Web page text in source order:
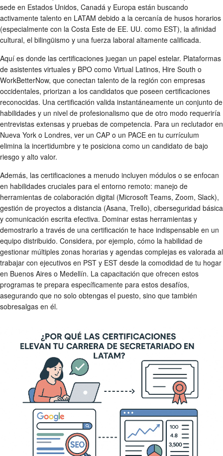
sede en Estados Unidos, Canadá y Europa están buscando
activamente talento en LATAM debido a la cercanía de husos horarios
(especialmente con la Costa Este de EE. UU. como EST), la afinidad
cultural, el bilingüismo y una fuerza laboral altamente calificada.
Aquí es donde las certificaciones juegan un papel estelar. Plataformas
de asistentes virtuales y BPO como Virtual Latinos, Hire South o
WorkBetterNow, que conectan talento de la región con empresas
occidentales, priorizan a los candidatos que poseen certificaciones
reconocidas. Una certificación valida instantáneamente un conjunto de
habilidades y un nivel de profesionalismo que de otro modo requeriría
entrevistas extensas y pruebas de competencia. Para un reclutador en
Nueva York o Londres, ver un CAP o un PACE en tu currículum
elimina la incertidumbre y te posiciona como un candidato de bajo
riesgo y alto valor.
Además, las certificaciones a menudo incluyen módulos o se enfocan
en habilidades cruciales para el entorno remoto: manejo de
herramientas de colaboración digital (Microsoft Teams, Zoom, Slack),
gestión de proyectos a distancia (Asana, Trello), ciberseguridad básica
y comunicación escrita efectiva. Dominar estas herramientas y
demostrarlo a través de una certificación te hace indispensable en un
equipo distribuido. Considera, por ejemplo, cómo la habilidad de
gestionar múltiples zonas horarias y agendas complejas es valorada al
trabajar con ejecutivos en PST y EST desde la comodidad de tu hogar
en Buenos Aires o Medellín. La capacitación que ofrecen estos
programas te prepara específicamente para estos desafíos,
asegurando que no solo obtengas el puesto, sino que también
sobresalgas en él.